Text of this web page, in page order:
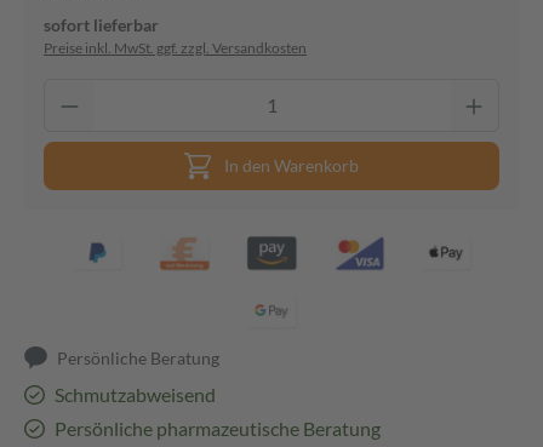
sofort lieferbar
Preise inkl. MwSt. ggf. zzgl. Versandkosten
In den Warenkorb
Persönliche Beratung
Schmutzabweisend
Persönliche pharmazeutische Beratung